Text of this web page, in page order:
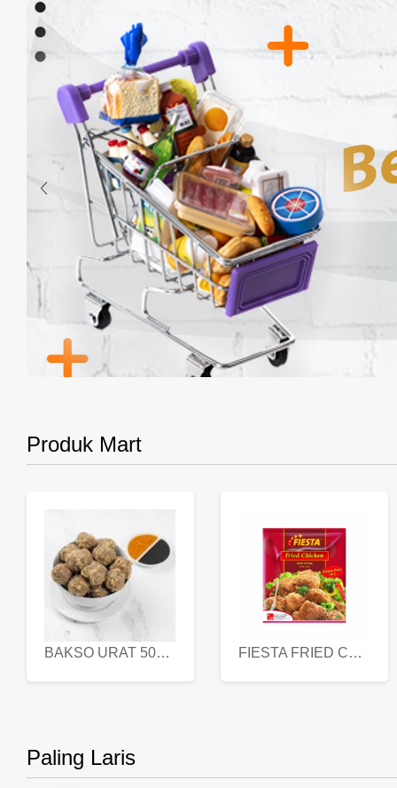
Produk Mart
BAKSO URAT 500 GR FIESTA FRIED CHICKEN 500 GR
Paling Laris